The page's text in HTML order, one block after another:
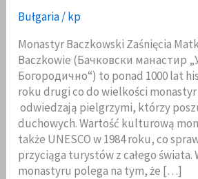
Bułgaria/kp
Monastyr Baczkowski Zaśnięcia
Baczkowie (Бачковски манастир
Богородично“) to ponad 1000 lat
roku drugi co do wielkości monastyr
odwiedzają pielgrzymi, którzy
duchowych. Wartość kulturową
także UNESCO w 1984 roku, co
przyciąga turystów z całego świata.
monastyru polega na tym, że […]